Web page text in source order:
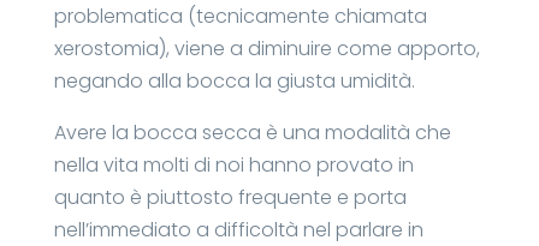
problematica (tecnicamente chiamata
xerostomia), viene a diminuire come apporto,
negando alla bocca la giusta umidità.
Avere la bocca secca è una modalità che
nella vita molti di noi hanno provato in
quanto è piuttosto frequente e porta
nell’immediato a difficoltà nel parlare in